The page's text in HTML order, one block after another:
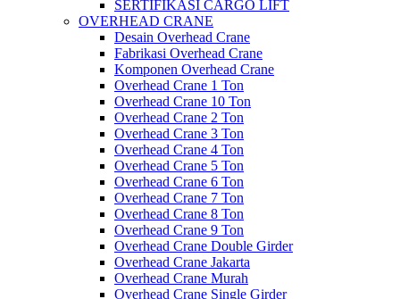
SERTIFIKASI CARGO LIFT
OVERHEAD CRANE
Desain Overhead Crane
Fabrikasi Overhead Crane
Komponen Overhead Crane
Overhead Crane 1 Ton
Overhead Crane 10 Ton
Overhead Crane 2 Ton
Overhead Crane 3 Ton
Overhead Crane 4 Ton
Overhead Crane 5 Ton
Overhead Crane 6 Ton
Overhead Crane 7 Ton
Overhead Crane 8 Ton
Overhead Crane 9 Ton
Overhead Crane Double Girder
Overhead Crane Jakarta
Overhead Crane Murah
Overhead Crane Single Girder